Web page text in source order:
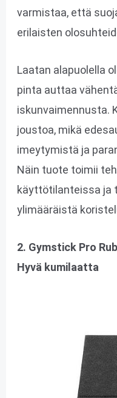
varmistaa, että
erilaisten
Laatan alapuolella
pinta auttaa
iskunvaimennusta.
joustoa, mikä
imeytymistä ja
Näin tuote toimii
käyttötilanteissa ja
ylimääräistä
2. Gymstick Pro
Hyvä kumilaatta